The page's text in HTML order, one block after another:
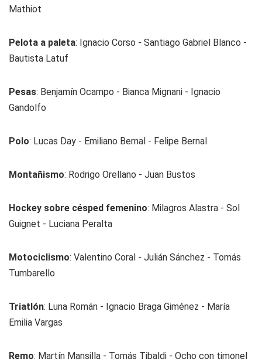
Mathiot
Pelota a paleta: Ignacio Corso - Santiago Gabriel Blanco -
Bautista Latuf
Pesas: Benjamín Ocampo - Bianca Mignani - Ignacio
Gandolfo
Polo: Lucas Day - Emiliano Bernal - Felipe Bernal
Montañismo: Rodrigo Orellano - Juan Bustos
Hockey sobre césped femenino: Milagros Alastra - Sol
Guignet - Luciana Peralta
Motociclismo: Valentino Coral - Julián Sánchez - Tomás
Tumbarello
Triatlón: Luna Román - Ignacio Braga Giménez - María
Emilia Vargas
Remo: Martín Mansilla - Tomás Tibaldi - Ocho con timonel